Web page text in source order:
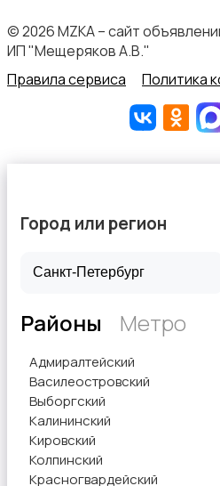
© 2026 MZKA – сайт
ИП "Мещеряков А.В."
Правила сервиса
Политика
Город или регион
Районы Метро
Адмиралтейский
Василеостровский
Выборгский
Калининский
Кировский
Колпинский
Красногвардейский